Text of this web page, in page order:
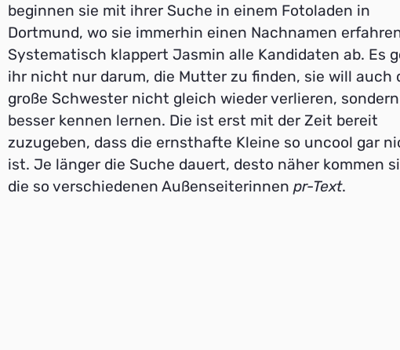
beginnen sie mit ihrer Suche in einem Fotoladen in
Dortmund, wo sie immerhin einen Nachnamen
Systematisch klappert Jasmin alle Kandidaten ab. Es
ihr nicht nur darum, die Mutter zu finden, sie will auch
große Schwester nicht gleich wieder verlieren, sondern
besser kennen lernen. Die ist erst mit der Zeit bereit
zuzugeben, dass die ernsthafte Kleine so uncool gar
ist. Je länger die Suche dauert, desto näher kommen
die so verschiedenen Außenseiterinnen pr-Text.